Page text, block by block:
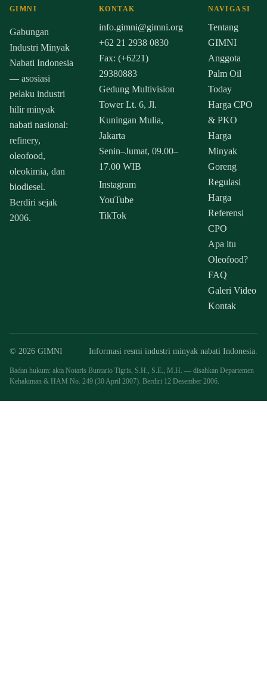
GIMNI
Gabungan
Industri Minyak
Nabati Indonesia
— asosiasi
pelaku industri
hilir minyak
nabati nasional:
refinery,
oleofood,
oleokimia, dan
biodiesel.
Berdiri sejak
2006.
KONTAK
info.gimni@gimni.org
+62 21 2938 0830
Fax: (+6221)
29380883
Gedung Multivision
Tower Lt. 6, Jl.
Kuningan Mulia,
Jakarta
Senin–Jumat, 09.00–
17.00 WIB
Instagram
YouTube
TikTok
NAVIGASI
Tentang
GIMNI
Anggota
Palm Oil
Today
Harga CPO
& PKO
Harga
Minyak
Goreng
Regulasi
Harga
Referensi
CPO
Apa itu
Oleofood?
FAQ
Galeri Video
Kontak
© 2026 GIMNI Informasi resmi industri minyak nabati Indonesia.
Badan hukum: akta Notaris Buntario Tigris, S.H., S.E., M.H. — disahkan Departemen
Kehakiman & HAM No. 249 (30 April 2007). Berdiri 12 Desember 2006.